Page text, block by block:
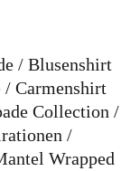
Rapantinchen
Blusenshirt
Carmenshirt
Collection
Wrapped